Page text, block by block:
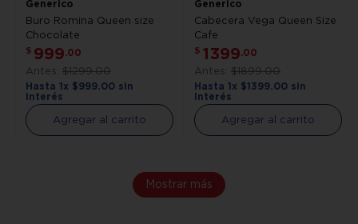
Generico
Buro Romina Queen size
Chocolate
$ 999.00
$1299.00
Hasta 1x $999. 00 sin
interés
Agregar al carrito
Generico
Cabecera Vega Queen Size
Cafe
$ 1399.00
$1899.00
Hasta 1x $1399. 00 sin
interés
Agregar al carrito
Mostrar más